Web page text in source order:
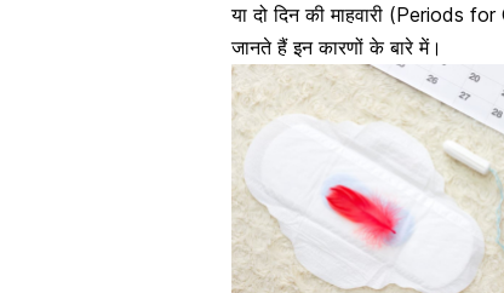
या दो दिन की माहवारी (Periods
जानते हैं इन कारणों के बारे में।